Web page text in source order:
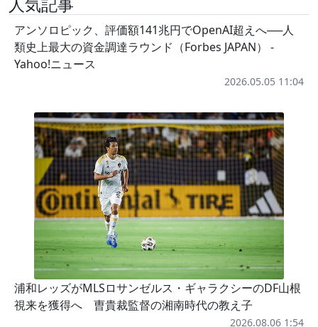
アンソロピック、評価額141兆円でOpenAI超えへ──人
類史上最大の資金調達ラウンド（Forbes JAPAN） -
Yahoo!ニュース
2026.05.05 11:04
浦和レッズがMLSロサンゼルス・ギャラクシーのDF山根
視来を獲得へ 曺貴裁監督の湘南時代の教え子
2026.08.06 1:54